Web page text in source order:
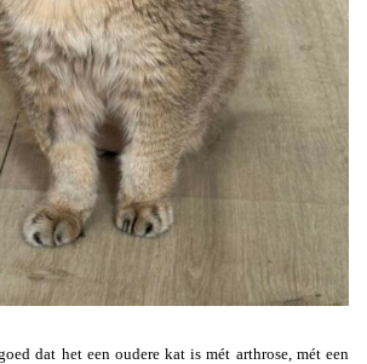
dat het een oudere kat is mét arthrose, mét een